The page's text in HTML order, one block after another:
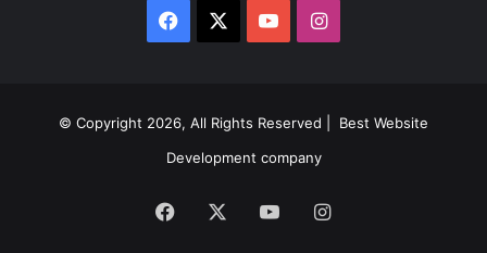
Facebook YouTubeInstagram
© Copyright 2026, All Rights Reserved | Best Website
Development company
Facebook YouTubeInstagram